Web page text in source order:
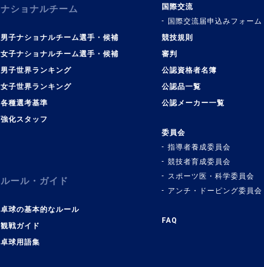
ナショナルチーム
男子ナショナルチーム選手・候補
女子ナショナルチーム選手・候補
男子世界ランキング
女子世界ランキング
各種選考基準
強化スタッフ
ルール・ガイド
卓球の基本的なルール
観戦ガイド
卓球用語集
国際交流
国際交流届申込みフォーム
競技規則
審判
公認資格者名簿
公認品一覧
公認メーカー一覧
委員会
指導者養成委員会
競技者育成委員会
スポーツ医・科学委員会
アンチ・ドーピング委員会
FAQ